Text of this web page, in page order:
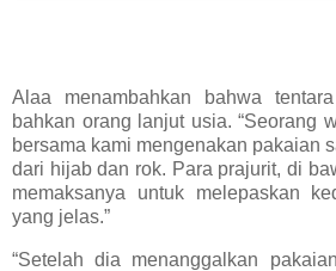
Alaa menambahkan bahwa
bahkan orang lanjut usia. “Seorang
bersama kami mengenakan pakaian
dari hijab dan rok. Para prajurit, di
memaksanya untuk melepaskan
yang jelas.”
“Setelah dia menanggalkan